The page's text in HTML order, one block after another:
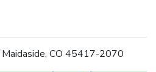
CO 45417-2070